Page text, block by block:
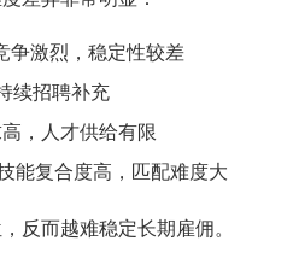
争激烈，稳定性较差
续招聘补充
，人才供给有限
能复合度高，匹配难度大
反而越难稳定长期雇佣。